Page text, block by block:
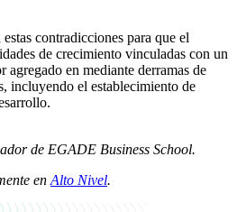
contradicciones para que el
de crecimiento vinculadas con un
en mediante derramas de
incluyendo el establecimiento de
de EGADE Business School.
en Alto Nivel.